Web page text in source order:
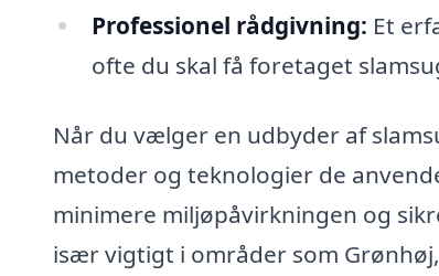
Professionel rådgivning: Et
ofte du skal få foretaget
Når du vælger en udbyder af
metoder og teknologier de
minimere miljøpåvirkningen og
især vigtigt i områder som